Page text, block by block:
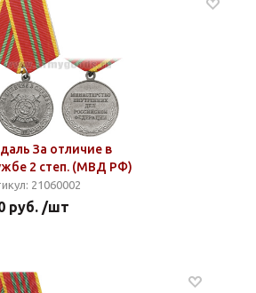
За отличие в
2 степ. (МВД РФ)
21060002
руб. /шт